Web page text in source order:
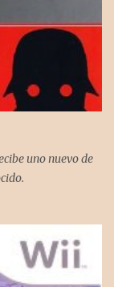
uno nuevo de